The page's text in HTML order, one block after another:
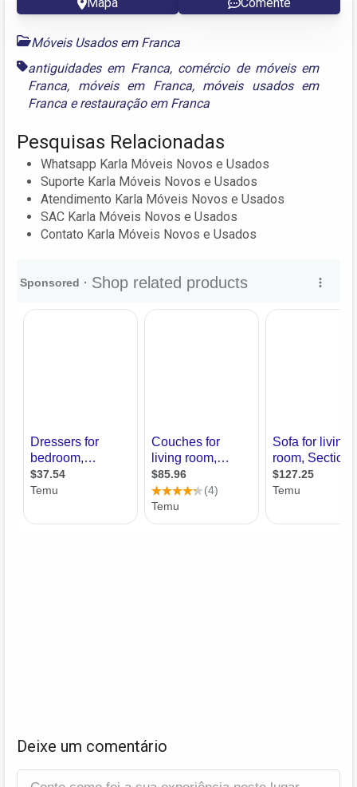
Móveis Usados em Franca
antiguidades em Franca, comércio de móveis em
Franca, móveis em Franca, móveis usados em
Franca erestauração em Franca
Pesquisas Relacionadas
Whatsapp Karla Móveis Novos e Usados
Suporte Karla Móveis Novos e Usados
Atendimento Karla Móveis Novos e Usados
SAC Karla Móveis Novos e Usados
Contato Karla Móveis Novos e Usados
Deixe um comentário